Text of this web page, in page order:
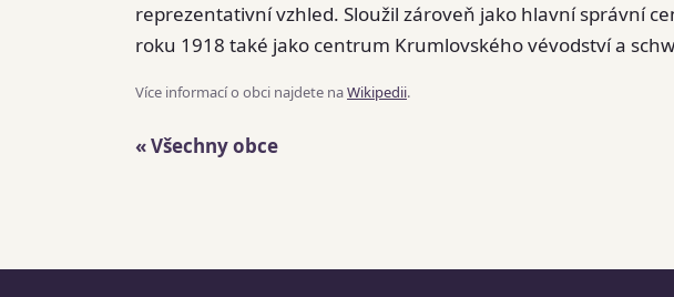
reprezentativní vzhled. Sloužil zároveň jako hlavní správní
roku 1918 také jako centrum Krumlovského vévodství a
Více informací o obci najdete naWikipedii.
« Všechny obce